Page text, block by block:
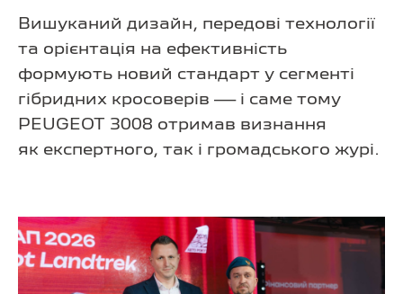
Вишуканий дизайн, передові технології
та орієнтація на ефективність
формують новий стандарт у сегменті
гібридних кросоверів — і саме тому
PEUGEOT 3008 отримав визнання
як експертного, так і громадського журі.